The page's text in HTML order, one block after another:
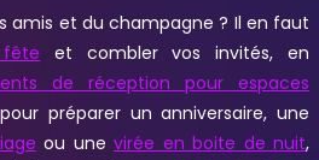
amis et du champagne ? Il en faut
et combler vos invités, en
de réception pour espaces
préparer un anniversaire, une
ou une virée en boite de nuit,